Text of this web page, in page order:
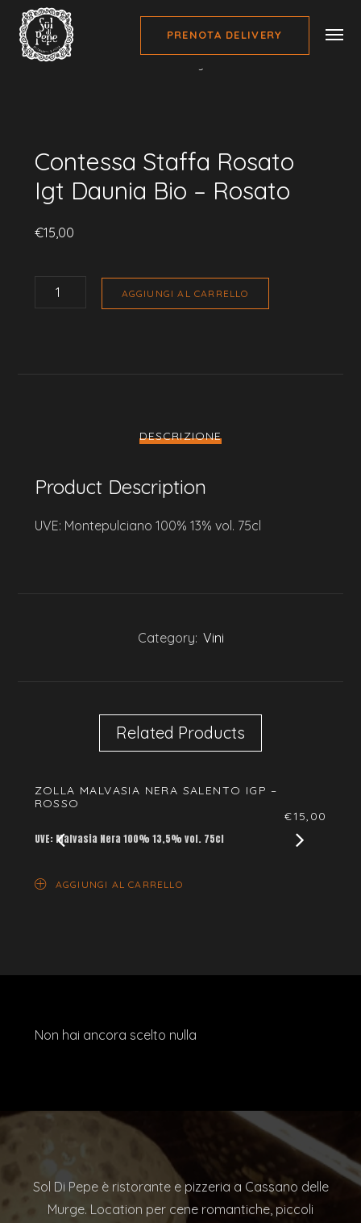
PRENOTA DELIVERY
Home
Contessa Staffa Rosato
Igt Daunia Bio – Rosato
€15,00
STAFFA
ROSATO AGGIUNGI AL CARRELLO
DESCRIZIONE
Product Description
UVE: Montepulciano 100% 13% vol. 75cl
Category: Vini
Related Products
ZOLLA MALVASIA NERA SALENTO IGP –
ROSSO
€15,00
UVE: Malvasia Nera 100% 13,5% vol. 75cl
AGGIUNGI AL CARRELLO
Non hai ancora scelto nulla
Sol Di Pepe è ristorante e pizzeria a Cassano delle
Murge. Location per cene romantiche, piccoli